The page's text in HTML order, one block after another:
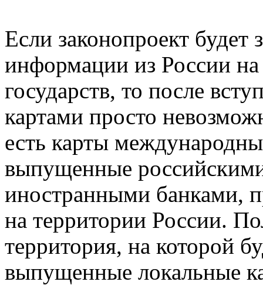
Если законопроект будет
информации из России
государств, то после
картами просто
есть карты
выпущенные
иностранными банками,
на территории России.
территория, на которой
выпущенные локальные